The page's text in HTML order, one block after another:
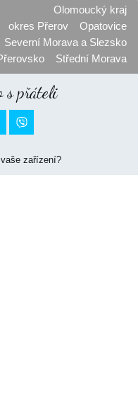
Olomoucký kraj
okres Přerov
Opatovice
Severní Morava a Slezsko
Střední Morava
s přáteli
zařízení?